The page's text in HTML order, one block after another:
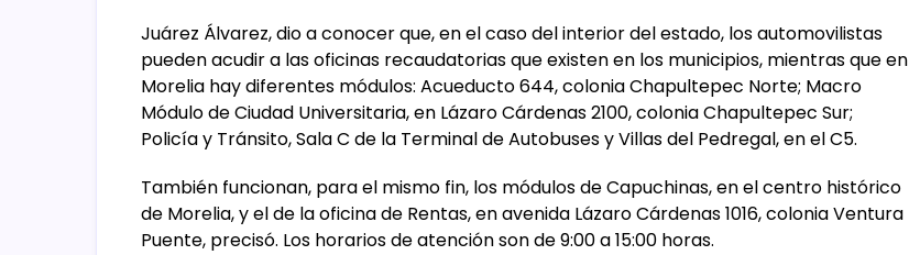
Juárez Álvarez, dio a conocer que, en el caso del interior del estado, los automovilistas
pueden acudir a las oficinas recaudatorias que existen en los municipios, mientras que en
Morelia hay diferentes módulos: Acueducto 644, colonia Chapultepec Norte; Macro
Módulo de Ciudad Universitaria, en Lázaro Cárdenas 2100, colonia Chapultepec Sur;
Policía y Tránsito, Sala C de la Terminal de Autobuses y Villas del Pedregal, en el C5.
También funcionan, para el mismo fin, los módulos de Capuchinas, en el centro histórico
de Morelia, y el de la oficina de Rentas, en avenida Lázaro Cárdenas 1016, colonia Ventura
Puente, precisó. Los horarios de atención son de 9:00 a 15:00 horas.